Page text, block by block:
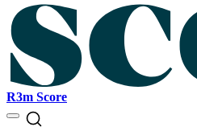
R3m Score